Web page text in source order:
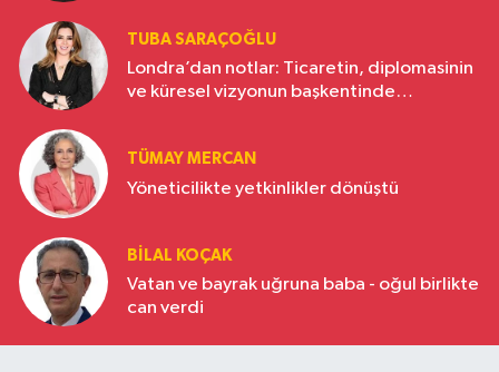
TUBA SARAÇOĞLU
Londra’dan notlar: Ticaretin, diplomasinin
ve küresel vizyonun başkentinde
TÜMAY MERCAN
Yöneticilikte yetkinlikler dönüştü
BILAL KOÇAK
Vatan ve bayrak uğruna baba - oğul birlikte
can verdi